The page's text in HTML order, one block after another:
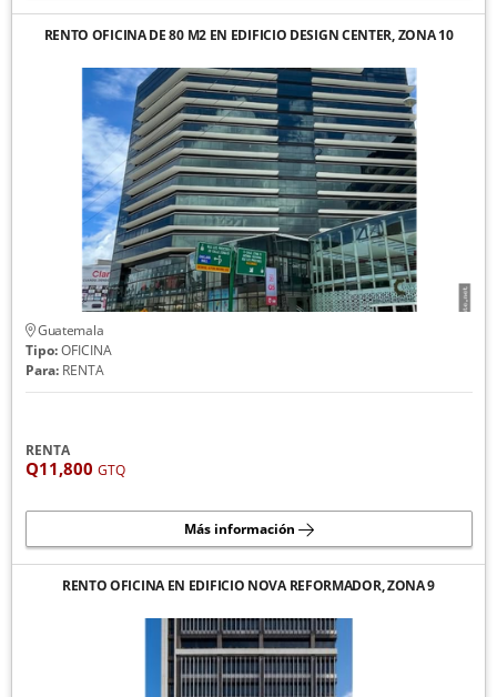
RENTO OFICINA DE 80 M2 EN EDIFICIO DESIGN CENTER, ZONA 10
Guatemala
Tipo:OFICINA
Para:RENTA
RENTA
Q11,800 GTQ
Más información
RENTO OFICINA EN EDIFICIO NOVA REFORMADOR, ZONA 9